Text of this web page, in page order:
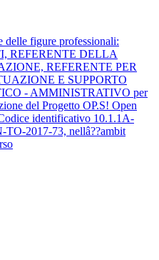
delle figure professionali:
REFERENTE DELLA
REFERENTE PER
E SUPPORTO
- AMMINISTRATIVO per
del Progetto OP.S! Open
identificativo 10.1.1A-
TO-2017-73, nellâ??ambit